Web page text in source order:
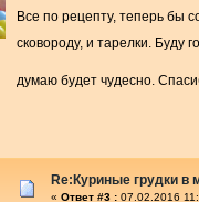
Все по рецепту, теперь бы
сковороду, и тарелки. Буду
думаю будет чудесно.
Re:Куриные грудки в
« Ответ #3 : 07.02.2016